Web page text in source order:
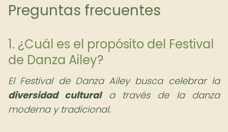
Preguntas frecuentes
1. ¿Cuál es el propósito del Festival
de Danza Ailey?
El Festival de Danza Ailey busca celebrar la
diversidad culturala través de la danza
moderna y tradicional.